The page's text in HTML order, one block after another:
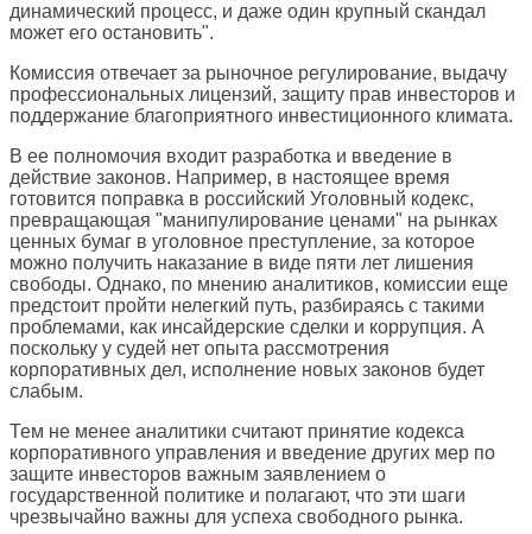
динамический процесс, и даже один крупный скандал
может его остановить".
Комиссия отвечает за рыночное регулирование, выдачу
профессиональных лицензий, защиту прав инвесторов и
поддержание благоприятного инвестиционного климата.
В ее полномочия входит разработка и введение в
действие законов. Например, в настоящее время
готовится поправка в российский Уголовный кодекс,
превращающая "манипулирование ценами" на рынках
ценных бумаг в уголовное преступление, за которое
можно получить наказание в виде пяти лет лишения
свободы. Однако, по мнению аналитиков, комиссии еще
предстоит пройти нелегкий путь, разбираясь с такими
проблемами, как инсайдерские сделки и коррупция. А
поскольку у судей нет опыта рассмотрения
корпоративных дел, исполнение новых законов будет
слабым.
Тем не менее аналитики считают принятие кодекса
корпоративного управления и введение других мер по
защите инвесторов важным заявлением о
государственной политике и полагают, что эти шаги
чрезвычайно важны для успеха свободного рынка.